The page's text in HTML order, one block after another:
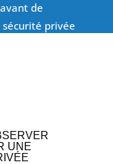
de
privée
UNE